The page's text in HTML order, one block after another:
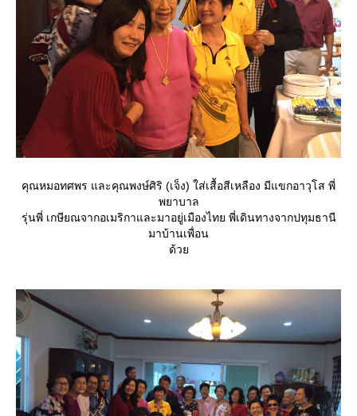
คุณหมอทศพร และคุณพงษ์ศิริ (เจ็ง) ใส่เสื้อสีเหลือง มีแขกอาวุโส พี่
พยาบาล
รุ่นพี่ เกษียณจากอเมริกาและมาอยู่เมืองไทย พี่เดินทางจากปทุมธานี
มาบ้านเพื่อน
ด้ว